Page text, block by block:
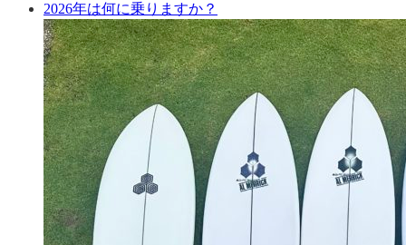
2026年は何に乗りますか？